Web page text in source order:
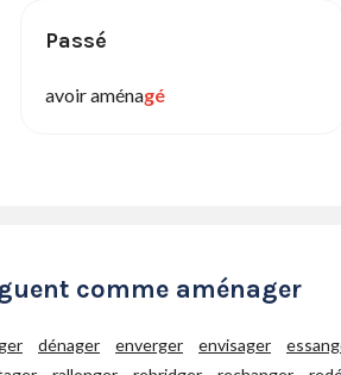
Passé
avoir aménagé
comme aménager
dénager enverger envisager